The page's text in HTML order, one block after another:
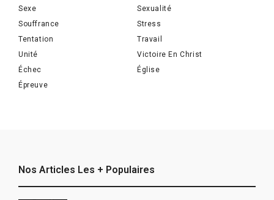
Sexe
Sexualité
Souffrance
Stress
Tentation
Travail
Unité
Victoire En Christ
Échec
Église
Épreuve
Nos Articles Les + Populaires